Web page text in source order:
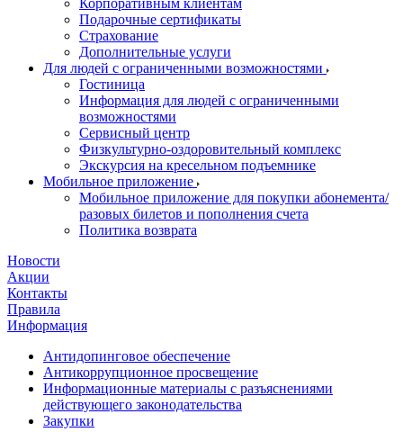
Корпоративным клиентам
Подарочные сертификаты
Страхование
Дополнительные услуги
Для людей с ограниченными возможностями
Гостиница
Информация для людей с ограниченными
возможностями
Сервисный центр
Физкультурно-оздоровительный комплекс
Экскурсия на кресельном подъемнике
Мобильное приложение
Мобильное приложение для покупки абонемента/
разовых билетов и пополнения счета
Политика возврата
Новости
Акции
Контакты
Правила
Информация
Антидопинговое обеспечение
Антикоррупционное просвещение
Информационные материалы с разъяснениями
действующего законодательства
Закупки